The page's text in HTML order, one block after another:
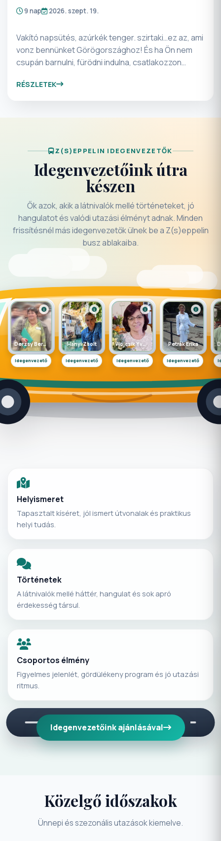
9 nap 2026. szept. 19.
Vakító napsütés, azúrkék tenger. szirtaki…ez az, ami
vonz bennünket Görögországhoz! És ha Ön nem
csupán barnulni, fürödni indulna, csatlakozzon
alatt feltöltődhet valódi értékekkel: egész napos
kirándulásra hívjuk a Meteorákhoz, Verginába,
várjuk programunkon.
RÉSZLETEK
Z(S)EPPELIN IDEGENVEZETŐK
Idegenvezetőink útra
készen
Ők azok, akik a látnivalók mellé történeteket, jó
hangulatot és valódi utazási élményt adnak. Minden
frissítésnél más idegenvezetők ülnek be a Z(s)eppelin
busz ablakaiba.
Derzsy Bernadett
Idegenvezető
Hanyi Zsolt
Idegenvezető
Wojcsik Yvette
Idegenvezető
Petrák Erika
Idegenvezető
Helyismeret
Tapasztalt kíséret, jól ismert útvonalak és praktikus
helyi tudás.
Történetek
A látnivalók mellé háttér, hangulat és sok apró
érdekesség társul.
Csoportos élmény
Figyelmes jelenlét, gördülékeny program és jó utazási
ritmus.
Idegenvezetőink ajánlásával
Közelgő időszakok
Ünnepi és szezonális utazások kiemelve.